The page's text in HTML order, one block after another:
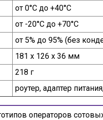
от 0°С до +40°С
от -20°С до +70°С
от 5% до 95% (без
181 x 126 x 36 мм
218 г
роутер, адаптер
операторов